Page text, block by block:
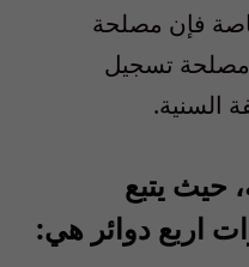
فإن مصلحة
مصلحة تسجيل
السنية.
حيث يتبع
اربع دوائر هي: